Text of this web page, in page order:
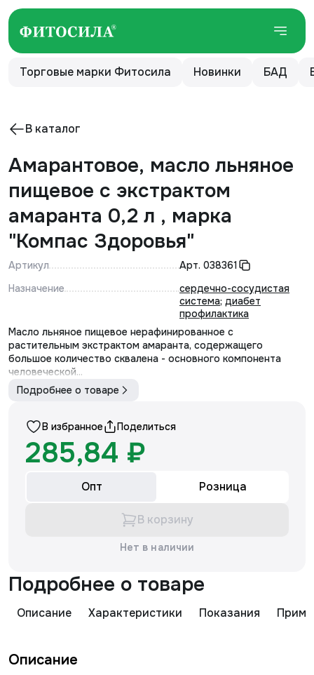
Торговые марки Фитосила Новинки БАД
В каталог
Амарантовое, масло льняное
пищевое с экстрактом
амаранта 0,2 л , марка
"Компас Здоровья"
Артикул Арт. 038361
Назначение
сердечно-сосудистая
система; диабет
профилактика
Масло льняное пищевое нерафинированное с
растительным экстрактом амаранта, содержащего
большое количество сквалена - основного компонента
человеческой...
Подробнее о товаре
В избранное Поделиться
285,84 ₽
Опт Розница
В корзину
Нет в наличии
Подробнее о товаре
Описание Характеристики Показания
Описание